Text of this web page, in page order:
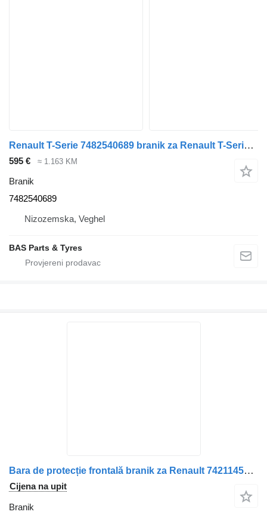
Renault T-Serie 7482540689 branik za Renault T-Serie kamiona
595 € ≈ 1.163 KM
Branik
7482540689
Nizozemska, Veghel
BAS Parts & Tyres
Bara de protecție frontală branik za Renault 7421145652 kamiona
Cijena na upit
Branik